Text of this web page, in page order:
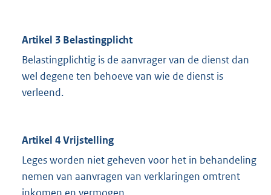
Artikel 3 Belastingplicht
Belastingplichtig is de aanvrager van de dienst dan
wel degene ten behoeve van wie de dienst is
verleend.
Artikel 4 Vrijstelling
Leges worden niet geheven voor het in behandeling
nemen van aanvragen van verklaringen omtrent